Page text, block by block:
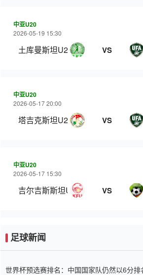
中亚U20
2026-05-19 15:30
土库曼斯坦U20 VS
中亚U20
2026-05-17 20:00
塔吉克斯坦U20 VS
中亚U20
2026-05-17 15:30
吉尔吉斯斯坦U20 VS
足球新闻
世界杯预选赛排名：中国国家队仍然以6分排